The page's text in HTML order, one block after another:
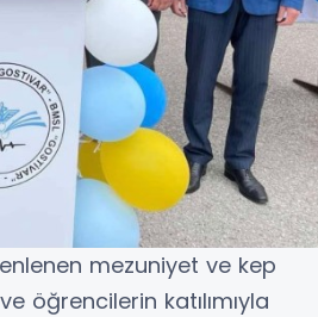
mezuniyet ve kep
öğrencilerin katılımıyla